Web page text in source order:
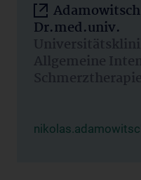
Dr.med.univ.
Allgemeine
Schmerztherapie